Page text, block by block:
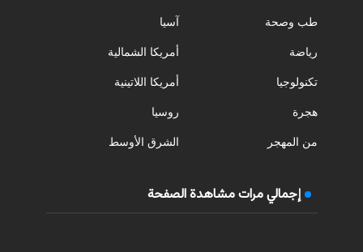
طب وصحة
رياضة
تكنولوجيا
هجرة
من المهجر
آسيا
أمريكا الشمالية
أمريكا اللاتينية
روسيا
الشرق الأوسط
إجمالي مرات مشاهدة الصفحة